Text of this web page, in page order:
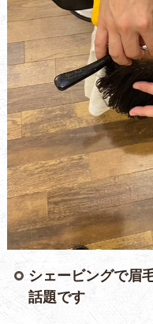
シェービングで眉
話題です